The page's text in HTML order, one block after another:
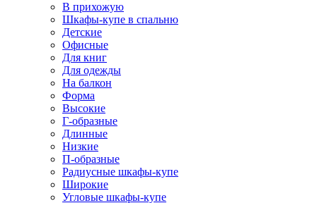
В прихожую
Шкафы-купе в спальню
Детские
Офисные
Для книг
Для одежды
На балкон
Форма
Высокие
Г-образные
Длинные
Низкие
П-образные
Радиусные шкафы-купе
Широкие
Угловые шкафы-купе